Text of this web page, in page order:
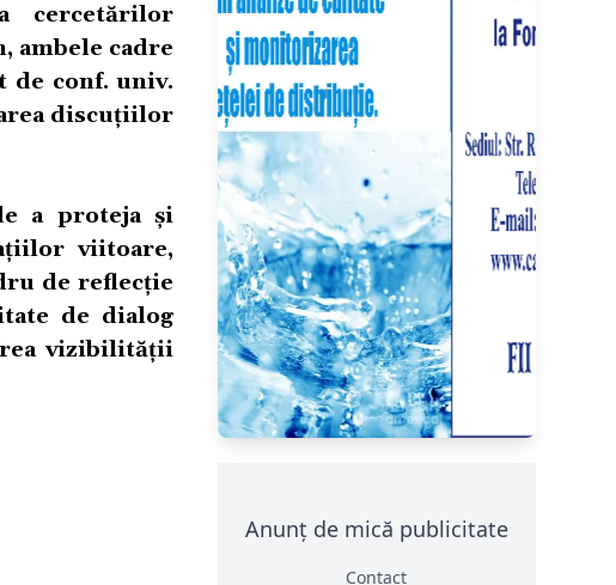
cercetărilor
ambele cadre
de conf. univ.
discuțiilor
a proteja și
viitoare,
de reflecție
de dialog
vizibilității
Anunț de mică publicitate
Contact